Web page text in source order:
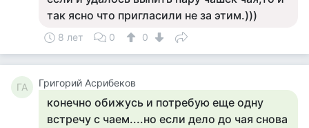
так ясно что пригласили не за этим.)))
8 лет 0 0
ГА Григорий Асрибеков
конечно обижусь и потребую еще одну
встречу с чаем....но если дело до чая снова